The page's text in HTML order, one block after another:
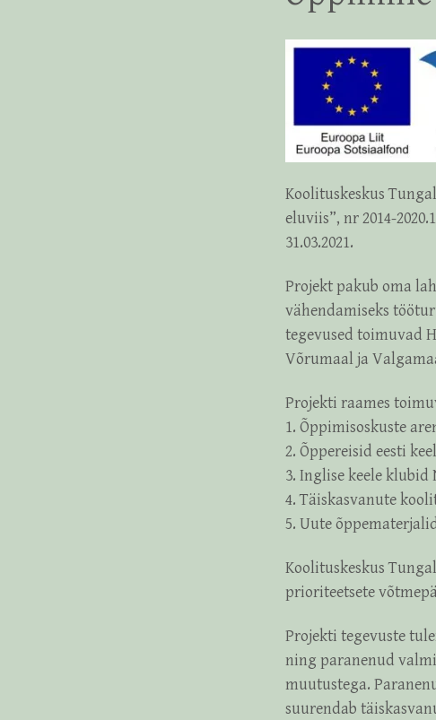
Koolituskeskus
eluviis”, nr 2014-
31.03.2021.
Projekt pakub oma
vähendamiseks
tegevused toimuvad
Võrumaal ja
Projekti raames
1. Õppimisoskuste
2. Õppereisid eesti
3. Inglise keele klubid
4. Täiskasvanute
5. Uute
Koolituskeskus
prioriteetsete
Projekti tegevuste
ning paranenud
muutustega.
suurendab